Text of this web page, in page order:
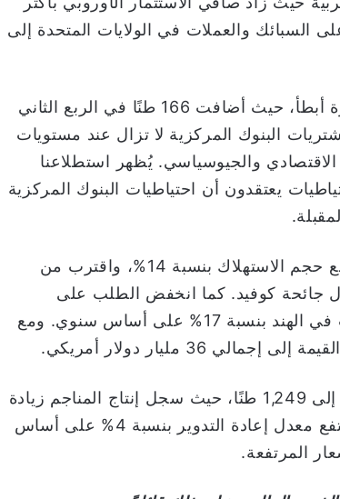
الطلب على السبائك والعملات في الولايات المتحدة إلى
استمرت البنوك المركزية في الشراء، وإن كان بوتيرة أبطأ، حيث أضافت 166 طنًا في الربع الثاني
أن مشتريات البنوك المركزية لا تزال عند مستويات
والجيوسياسي. يُظهر استطلاعنا
يعتقدون أن احتياطيات البنوك المركزية
واصل الطلب على المجوهرات الانخفاض، حيث تراجع حجم الاستهلاك بنسبة 14%، واقترب من
المتدنية التي شهدناها في عام 2020 خلال جائحة كوفيد. كما انخفض الطلب على
المجوهرات في الصين بنسبة 20%، وانخفض الطلب في الهند بنسبة 17% على أساس سنوي. ومع
مليار دولار أمريكي.
ارتفع إجمالي المعروض من الذهب بنسبة 3% ليصل إلى 1,249 طنًا، حيث سجل إنتاج المناجم زيادة
طفيفة ليحقق رقمًا قياسيًا جديدًا في الربع الثاني. ارتفع معدل إعادة التدوير بنسبة 4% على أساس
المرتفعة.